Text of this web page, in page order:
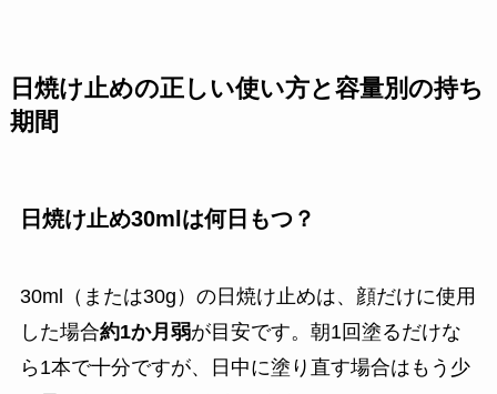
日焼け止めの正しい使い方と容量別の持ち
期間
日焼け止め30mlは何日もつ？
30ml（または30g）の日焼け止めは、顔だけに使用
した場合約1か月弱が目安です。朝1回塗るだけな
ら1本で十分ですが、日中に塗り直す場合はもう少